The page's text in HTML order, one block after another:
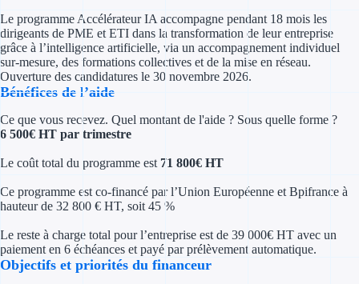
Subventions
Concours
Crédits &
Le programme Accélérateur IA accompagne pendant 18 mois les
dirigeants de PME et ETI dans la transformation de leur entreprise
grâce à l’intelligence artificielle, via un accompagnement individuel
sur-mesure, des formations collectives et de la mise en réseau.
Ouverture des candidatures le 30 novembre 2026.
Bénéfices de l’aide
Ce que vous recevez. Quel montant de l'aide ? Sous quelle forme ?
6 500€ HT par trimestre
Le coût total du programme est 71 800€ HT
Ce programme est co-financé par l’Union Européenne et Bpifrance à
hauteur de 32 800 € HT, soit 45 %
Le reste à charge total pour l’entreprise est de 39 000€ HT​ avec un
paiement en 6 échéances et payé par prélèvement automatique​.
Objectifs et priorités du financeur